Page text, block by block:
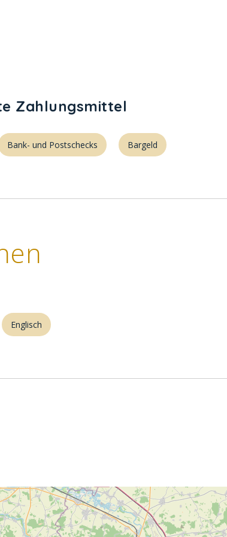
Zahlungsmittel
Bank- und Postschecks Bargeld
Englisch